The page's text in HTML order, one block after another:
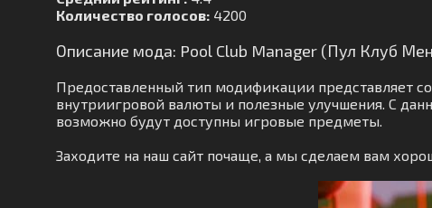
Количество голосов: 4200
Описание мода: Pool Club Manager (Пул Клуб
Предоставленный тип модификации представляет
внутриигровой валюты и полезные улучшения. С
возможно будут доступны игровые предметы.
Заходите на наш сайт почаще, а мы сделаем вам